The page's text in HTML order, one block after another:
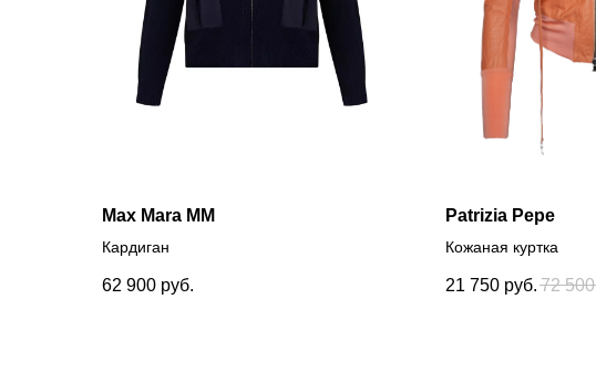
Max Mara MM
Кардиган
62 900 руб.
Patrizia Pepe
Кожаная куртка
21 750 руб. 72 500